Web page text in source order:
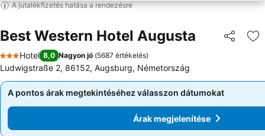
A jutalékfizetés hatása a rendezésre
Best Western Hotel Augusta
3 Kategória
Hotel 8,0 Nagyon jó (5687 értékelés)
Ludwigstraße 2, 86152, Augsburg, Németország
A pontos árak megtekintéséhez válasszon dátumokat
Árak megjelenítése
A pontos árak megtekintéséhez válasszon dátumokat
Árak megjelenítése